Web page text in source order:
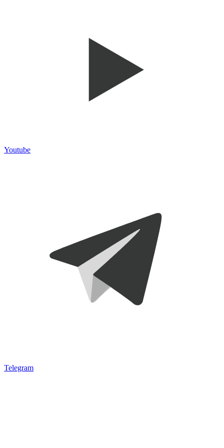
Youtube
Telegram